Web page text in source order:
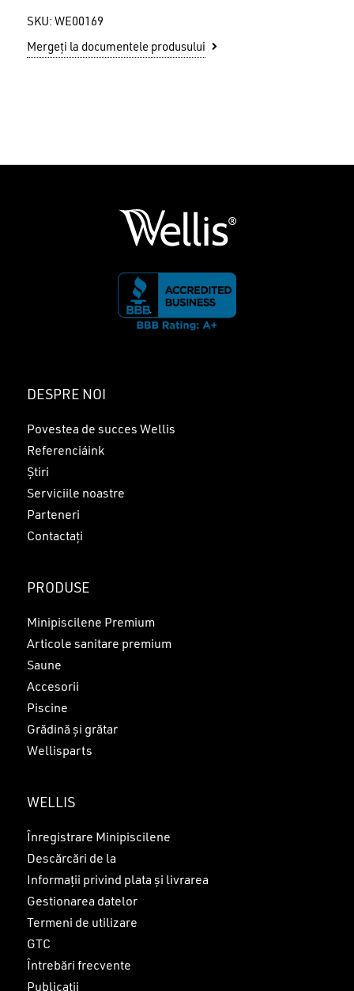
GO TO SHOP
SKU: WE00169
Mergeți la documentele produsului
DESPRE NOI
Povestea de succes Wellis
Referenciáink
Știri
Serviciile noastre
Parteneri
Contactați
PRODUSE
Minipiscilene Premium
Articole sanitare premium
Saune
Accesorii
Piscine
Grădină și grătar
Wellisparts
WELLIS
Înregistrare Minipiscilene
Descărcări de la
Informații privind plata și livrarea
Gestionarea datelor
Termeni de utilizare
GTC
Întrebări frecvente
Publicații